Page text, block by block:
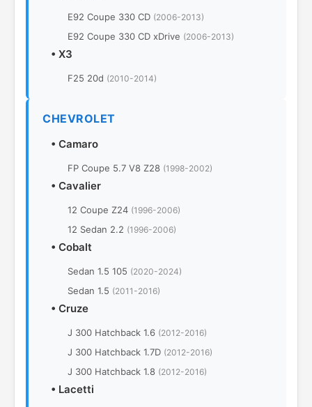
E92 Coupe 330 CD (2006-2013)
E92 Coupe 330 CD xDrive (2006-2013)
• X3
F25 20d (2010-2014)
CHEVROLET
• Camaro
FP Coupe 5.7 V8 Z28 (1998-2002)
• Cavalier
12 Coupe Z24 (1996-2006)
12 Sedan 2.2 (1996-2006)
• Cobalt
Sedan 1.5 105 (2020-2024)
Sedan 1.5 (2011-2016)
• Cruze
J 300 Hatchback 1.6 (2012-2016)
J 300 Hatchback 1.7D (2012-2016)
J 300 Hatchback 1.8 (2012-2016)
• Lacetti